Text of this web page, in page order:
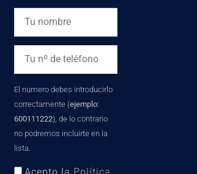
El numero debes introducirlo
correctamente (ejemplo:
600111222), de lo contrario
no podremos incluirte en la
lista.
Acepto la Política